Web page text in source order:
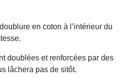
en coton à l’intérieur du
doublées et renforcées par des
lâchera pas de sitôt.